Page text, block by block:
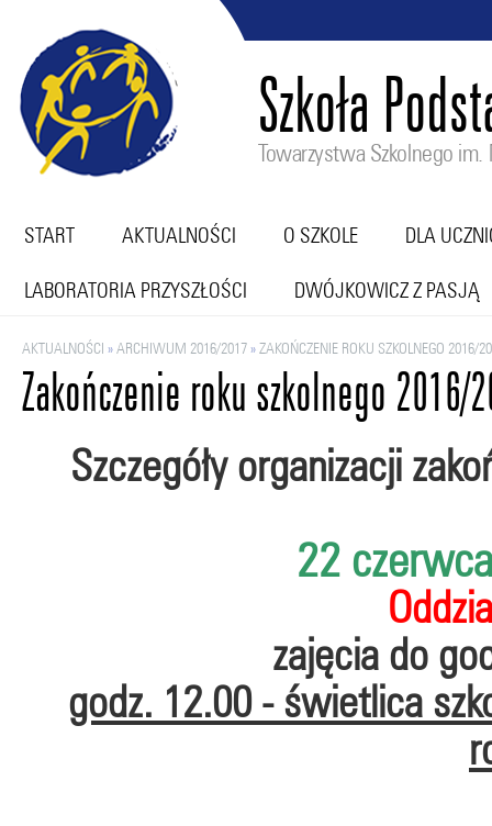
Szkoła
Towarzystwa Szkolnego im.
START AKTUALNOŚCI O SZKOLE DLA
LABORATORIA PRZYSZŁOŚCI DWÓJKOWICZ Z PASJĄ
Zakończenie roku szkolnego 2016/
AKTUALNOŚCI »ARCHIWUM 2016/2017»ZAKOŃCZENIE ROKU SZKOLNEGO 2016/
Szczegóły organizacji
22
zajęcia do
godz. 12.00 - świetlica